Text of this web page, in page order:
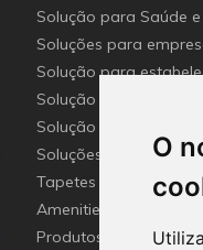
O
Solução para Saúde e
Apoio Social
Soluções para
Solução para
Solução para
Solução para
Soluções Para
Tapetes
Amenities Hotel
Produtos Químicos industriais e Detergentes de Uso